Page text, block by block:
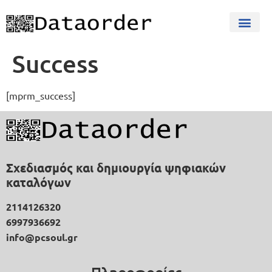
Success
[mprm_success]
Σχεδιασμός και δημιουργία ψηφιακών
καταλόγων
2114126320
6997936692
info@pcsoul.gr